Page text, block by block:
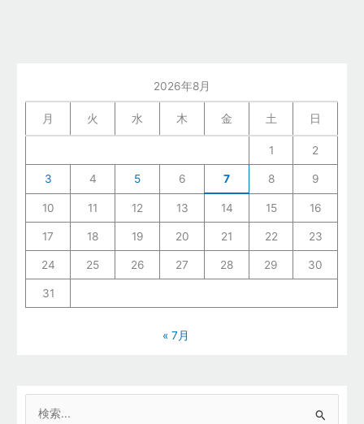
2026年8月
月 火 水 木 金 土 日
1 2
3 4 5 6 7 8 9
10 11 12 13 14 15 16
17 18 19 20 21 22 23
24 25 26 27 28 29 30
31
« 7月